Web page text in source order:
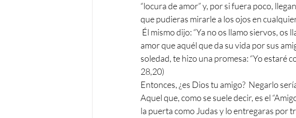
“locura de amor” y, por si fuera poco,
que pudieras mirarle a los ojos en
amor que aquél que da su vida por sus
soledad, te hizo una promesa: “Yo estaré
28,20)
Entonces, ¿es Dios tu amigo?  Negarlo
Aquel que, como se suele decir, es el
la puerta como Judas y lo entregaras por